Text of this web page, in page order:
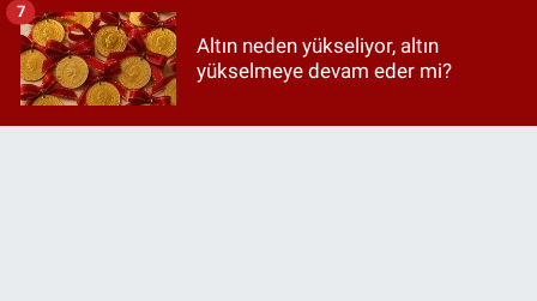
Altın neden yükseliyor, altın
yükselmeye devam eder mi?
7